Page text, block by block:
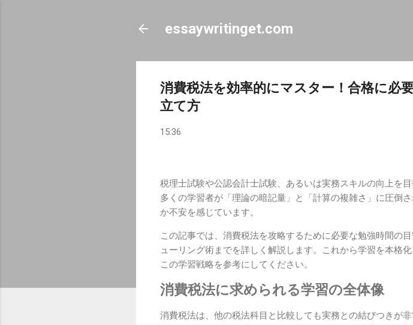
essaywritinget.com
消費税法を効率的にマスター！合格に必
立て方
15:36
税理士試験や公認会計士試験、あるいは実務スキルの向上を
多くの学習者が「理論の暗記量」と「計算の複雑さ」に圧倒
か不安を感じています。
この記事では、消費税法を攻略するために必要な勉強時間の
ューリング術までを詳しく解説します。これから学習を本格
この学習戦略を参考にしてください。
消費税法に求められる学習の全体像
消費税法は、他の税法科目と比較しても実務との結びつきが